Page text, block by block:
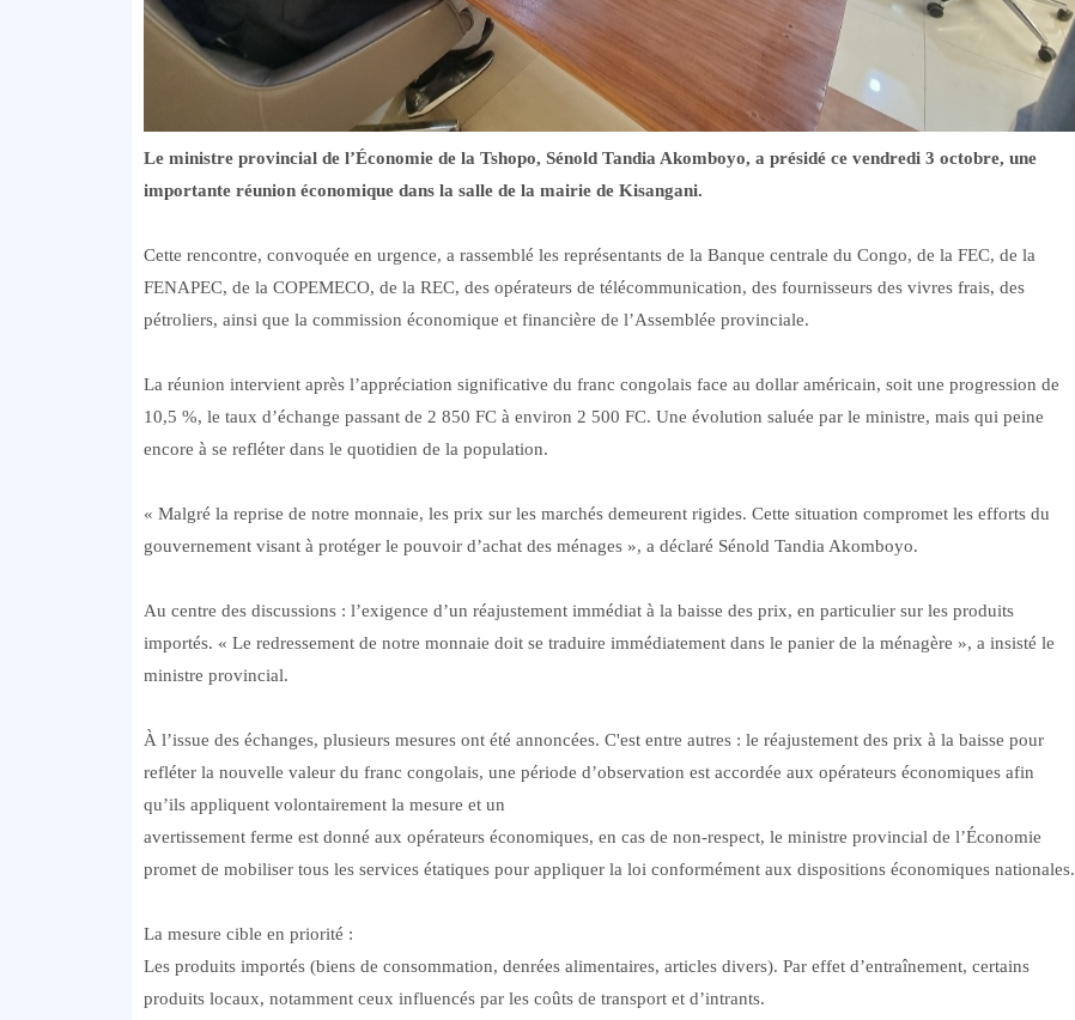
Le ministre provincial de l’Économie de la Tshopo, Sénold Tandia Akomboyo, a présidé ce vendredi 3 octobre, une
importante réunion économique dans la salle de la mairie de Kisangani.
Cette rencontre, convoquée en urgence, a rassemblé les représentants de la Banque centrale du Congo, de la FEC, de la
FENAPEC, de la COPEMECO, de la REC, des opérateurs de télécommunication, des fournisseurs des vivres frais, des
pétroliers, ainsi que la commission économique et financière de l’Assemblée provinciale.
La réunion intervient après l’appréciation significative du franc congolais face au dollar américain, soit une progression de
10,5 %, le taux d’échange passant de 2 850 FC à environ 2 500 FC. Une évolution saluée par le ministre, mais qui peine
encore à se refléter dans le quotidien de la population.
« Malgré la reprise de notre monnaie, les prix sur les marchés demeurent rigides. Cette situation compromet les efforts du
gouvernement visant à protéger le pouvoir d’achat des ménages », a déclaré Sénold Tandia Akomboyo.
Au centre des discussions : l’exigence d’un réajustement immédiat à la baisse des prix, en particulier sur les produits
importés. « Le redressement de notre monnaie doit se traduire immédiatement dans le panier de la ménagère », a insisté le
ministre provincial.
À l’issue des échanges, plusieurs mesures ont été annoncées. C'est entre autres : le réajustement des prix à la baisse pour
refléter la nouvelle valeur du franc congolais, une période d’observation est accordée aux opérateurs économiques afin
qu’ils appliquent volontairement la mesure et un
avertissement ferme est donné aux opérateurs économiques, en cas de non-respect, le ministre provincial de l’Économie
promet de mobiliser tous les services étatiques pour appliquer la loi conformément aux dispositions économiques nationales.
La mesure cible en priorité :
Les produits importés (biens de consommation, denrées alimentaires, articles divers). Par effet d’entraînement, certains
produits locaux, notamment ceux influencés par les coûts de transport et d’intrants.